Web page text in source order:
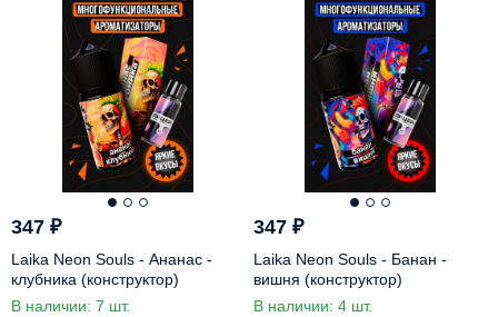
347 ₽
Laika Neon Souls - Ананас -
клубника (конструктор)
В наличии: 7 шт.
347₽
Laika Neon Souls - Банан -
вишня (конструктор)
В наличии: 4 шт.